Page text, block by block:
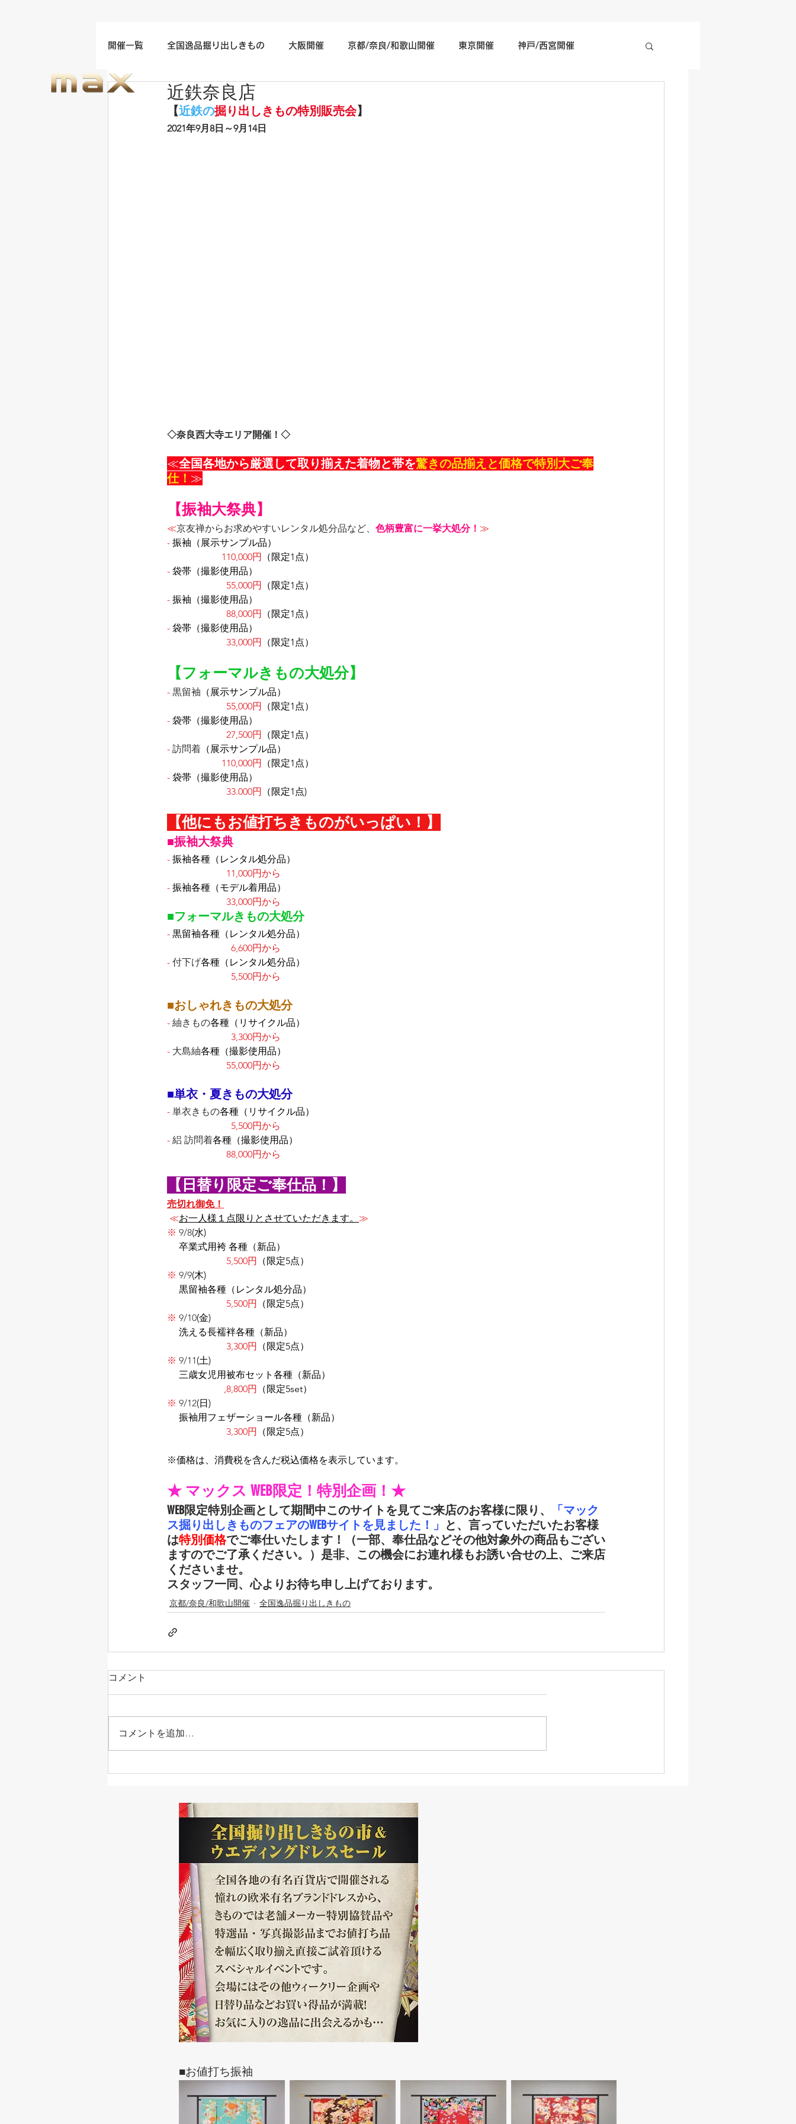
開催一覧 全国逸品掘り出しきもの 大阪開催 京都/奈良/和歌山開催 東京開催 神戸/西宮開催
名古屋/四日市/中部地方開催
近鉄奈良店
【近鉄の掘り出しきもの特別販売会】
2021年9月8日～9月14日
◇奈良西大寺エリア開催！◇
≪全国各地から厳選して取り揃えた着物と帯を驚きの品揃えと価格で特別大ご奉
仕！ ≫
【振袖大祭典】
≪京友禅からお求めやすいレンタル処分品など、 色柄豊富に一挙大処分！ ≫
- 振袖（展示サンプル品）
110,000円
（限定1点）
- 袋帯（撮影使用品）
55,000円
（限定1点）
- 振袖（撮影使用品）
88,000円
（限定1点）
- 袋帯（撮影使用品）
33,000円
（限定1点）
【フォーマルきもの大処分】
- 黒留袖 （展示サンプル品）
55,000円
（限定1点）
- 袋帯（撮影使用品）
27,500円
（限定1点）
- 訪問着 （展示サンプル品）
110,000円
（限定1点）
- 袋帯（撮影使用品）
33.000円
（限定1点)
【他にもお値打ちきものがいっぱい！】
■振袖大祭典
- 振袖各種（レンタル処分品）
11,000円から
- 振袖各種（モデル着用品）
33,000円から
■フォーマルきもの大処分
- 黒留袖各種（レンタル処分品）
6,600円から
- 付下げ各種（レンタル処分品）
5,500円から
■おしゃれきもの大処分
- 紬きもの各種（リサイクル品）
3,300円から
- 大島紬各種（撮影使用品）
55,000円から
■単衣・夏きもの大処分
- 単衣きもの各種（リサイクル品）
5,500円から
- 絽 訪問着各種（撮影使用品）
88,000円から
【日替り限定ご奉仕品！】
売切れ御免！
≪お一人様１点限りとさせていただきます。 ≫
※ 9/8(水)
卒業式用袴 各種（新品）
5,500円
（限定5点）
※ 9/9(木)
黒留袖各種（レンタル処分品）
5,500円
（限定5点）
※ 9/10(金)
洗える長襦袢各種（新品）
3,300円
（限定5点）
※ 9/11(土)
三歳女児用被布セット各種（新品）
,8,800円
（限定5set）
※ 9/12(日)
振袖用フェザーショール各種（新品）
                         3,300円
（限定5点）
​※価格は、消費税を含んだ税込価格を表示しています。
★ マックス WEB限定！特別企画！★
WEB限定特別企画として期間中このサイトを見てご来店のお客様に限り、
「マック
ス掘り出しきものフェアのWEBサイトを見ました！」 と、言っていただいたお客様
は特別価格でご奉仕いたします！（一部、奉仕品などその他対象外の商品もござい
ますのでご了承ください。）是非、この機会にお連れ様もお誘い合せの上、ご来店
くださいませ。
スタッフ一同、心よりお待ち申し上げております。
京都/奈良/和歌山開催 全国逸品掘り出しきもの
コメント
コメントを追加…
■お値打ち振袖